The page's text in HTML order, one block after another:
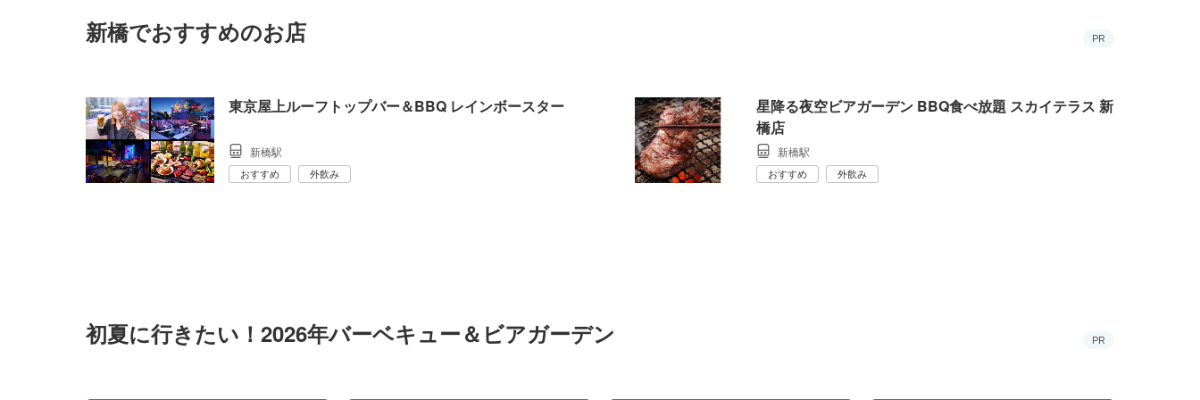
新橋でおすすめのお店 PR
東京屋上ルーフトップバー＆BBQ レインボースター
新橋駅
おすすめ 外飲み
星降る夜空ビアガーデン BBQ食べ放題 スカイテラス 新
橋店
新橋駅
おすすめ 外飲み
初夏に行きたい！2026年バーベキュー＆ビアガーデン PR